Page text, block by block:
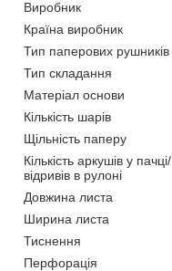
Виробник
Країна виробник
Тип паперових рушників
Тип складання
Матеріал основи
Кількість шарів
Щільність паперу
Кількість аркушів у пачці/
відривів в рулоні
Довжина листа
Ширина листа
Тиснення
Перфорація